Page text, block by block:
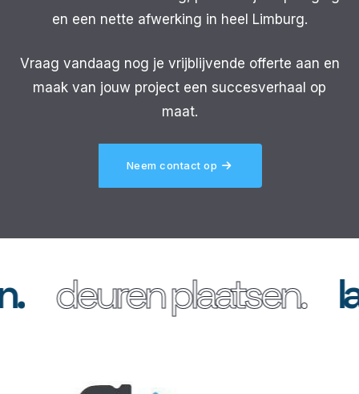
en een nette afwerking in heel Limburg.
Vraag vandaag nog je vrijblijvende offerte aan en
maak van jouw project een succesverhaal op
maat.
Neem contact op
plaatsen.